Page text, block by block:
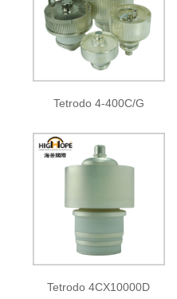
Tetrodo 4-400C/G
Tetrodo 4CX10000D